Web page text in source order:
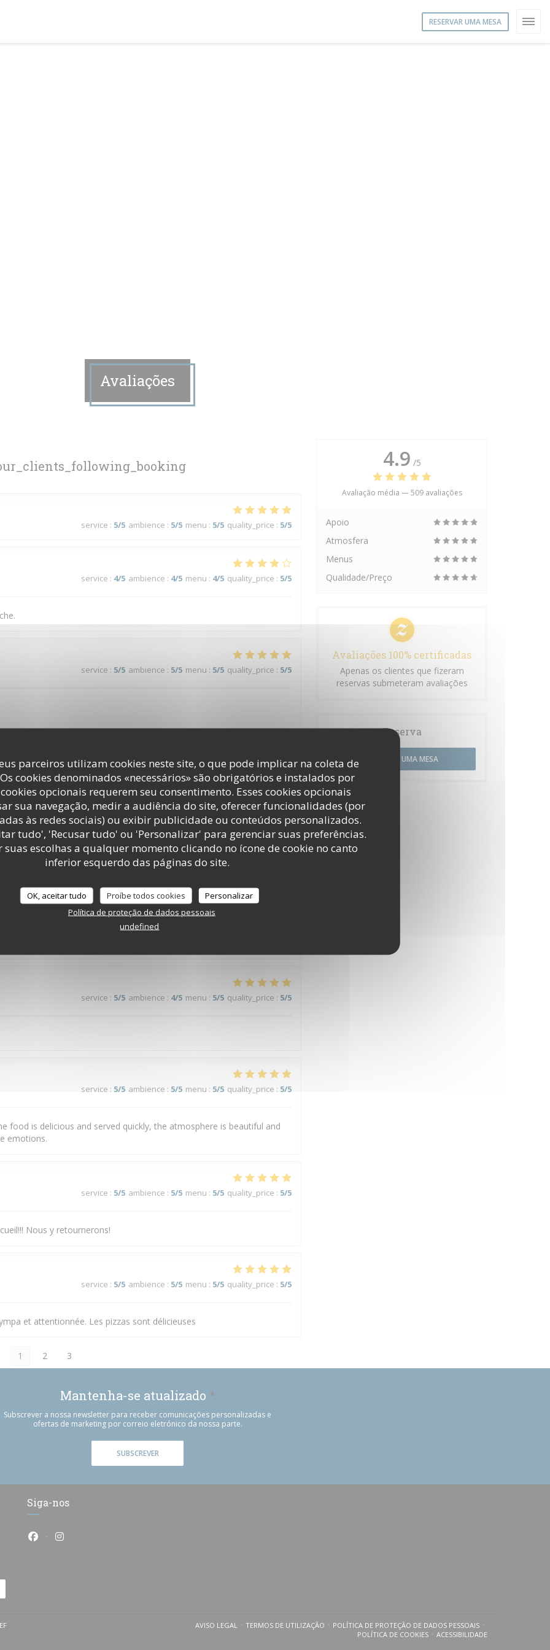
parceiros utilizam cookies neste site, o que pode implicar na coleta de
cookies denominados «necessários» são obrigatórios e instalados por
opcionais requerem seu consentimento. Esses cookies opcionais
sua navegação, medir a audiência do site, oferecer funcionalidades (por
às redes sociais) ou exibir publicidade ou conteúdos personalizados.
tudo', 'Recusar tudo' ou 'Personalizar' para gerenciar suas preferências.
suas escolhas a qualquer momento clicando no ícone de cookie no canto
inferior esquerdo das páginas do site.
OK, aceitar tudo Proíbe todos cookies
Personalizar
Política de proteção de dados pessoais
undefined
RESERVAR UMA MESA
Avaliações
service : 5/5 ambience : 5/5 menu : 5/5 quality_price : 5/5
service : 4/5 ambience : 4/5 menu : 4/5 quality_price : 5/5
service : 5/5 ambience : 5/5 menu : 5/5 quality_price : 5/5
service :5/5 ambience:5 /5 menu :5/5 quality_price:5/5
top
service: 5/5 ambience: 5/5 menu:5/5 quality_price: 5/5
service : 5/5 ambience : 4/5 menu : 5/5 quality_price : 5/5
service : 5/5 ambience : 5/5 menu : 5/5 quality_price : 5/5
food is delicious and served quickly, the atmosphere is beautiful and
emotions.
service : 5/5 ambience : 5/5 menu : 5/5 quality_price : 5/5
Nous y retournerons!
service : 5/5 ambience : 5/5 menu : 5/5 quality_price : 5/5
et attentionnée. Les pizzas sont délicieuses
1 2 3
4.9 /5
Avaliação média —509 avaliações
Apoio
Atmosfera
Menus
Qualidade/Preço
Avaliações 100% certificadas
Apenas os clientes que fizeram
reservas submeteram avaliações
Reserva
RESERVAR UMA MESA
Mantenha-se atualizado *
Subscrever a nossa newsletter para receber comunicações personalizadas e
ofertas de marketing por correio eletrónico da nossa parte.
SUBSCREVER
Siga-nos
Facebook ((abre numa nova janela))
Instagram ((abre numa nova janela))
((ABRE NUMA NOVA JANELA)) AVISO LEGAL((ABRE NUMA NOVA JANELA))
TERMOS DE UTILIZAÇÃO((ABRE NUMA NOVA JANELA))POLÍTICA DE PROTEÇÃO DE DADOS PESSOAIS
((ABRE NUMA NOVA JANELA))
POLÍTICA DE COOKIES((ABRE NUMA NOVA JANELA))
ACESSIBILIDADE((ABRE NUMA NOVA